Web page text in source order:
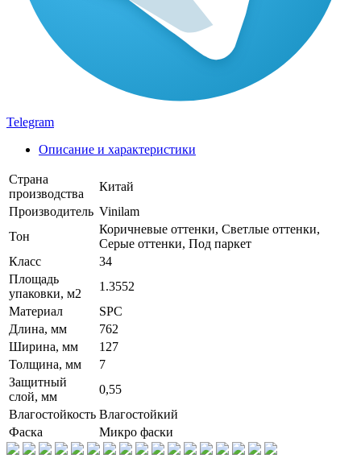
Telegram
Описание и характеристики
Страна
производства
Китай
Производитель Vinilam
Тон
Коричневые оттенки, Светлые оттенки,
Серые оттенки, Под паркет
Класс
34
Площадь
упаковки, м2
1.3552
Материал
SPC
Длина, мм
762
Ширина, мм
127
Толщина, мм
7
Защитный
слой, мм
0,55
Влагостойкость Влагостойкий
Фаска
Микро фаски